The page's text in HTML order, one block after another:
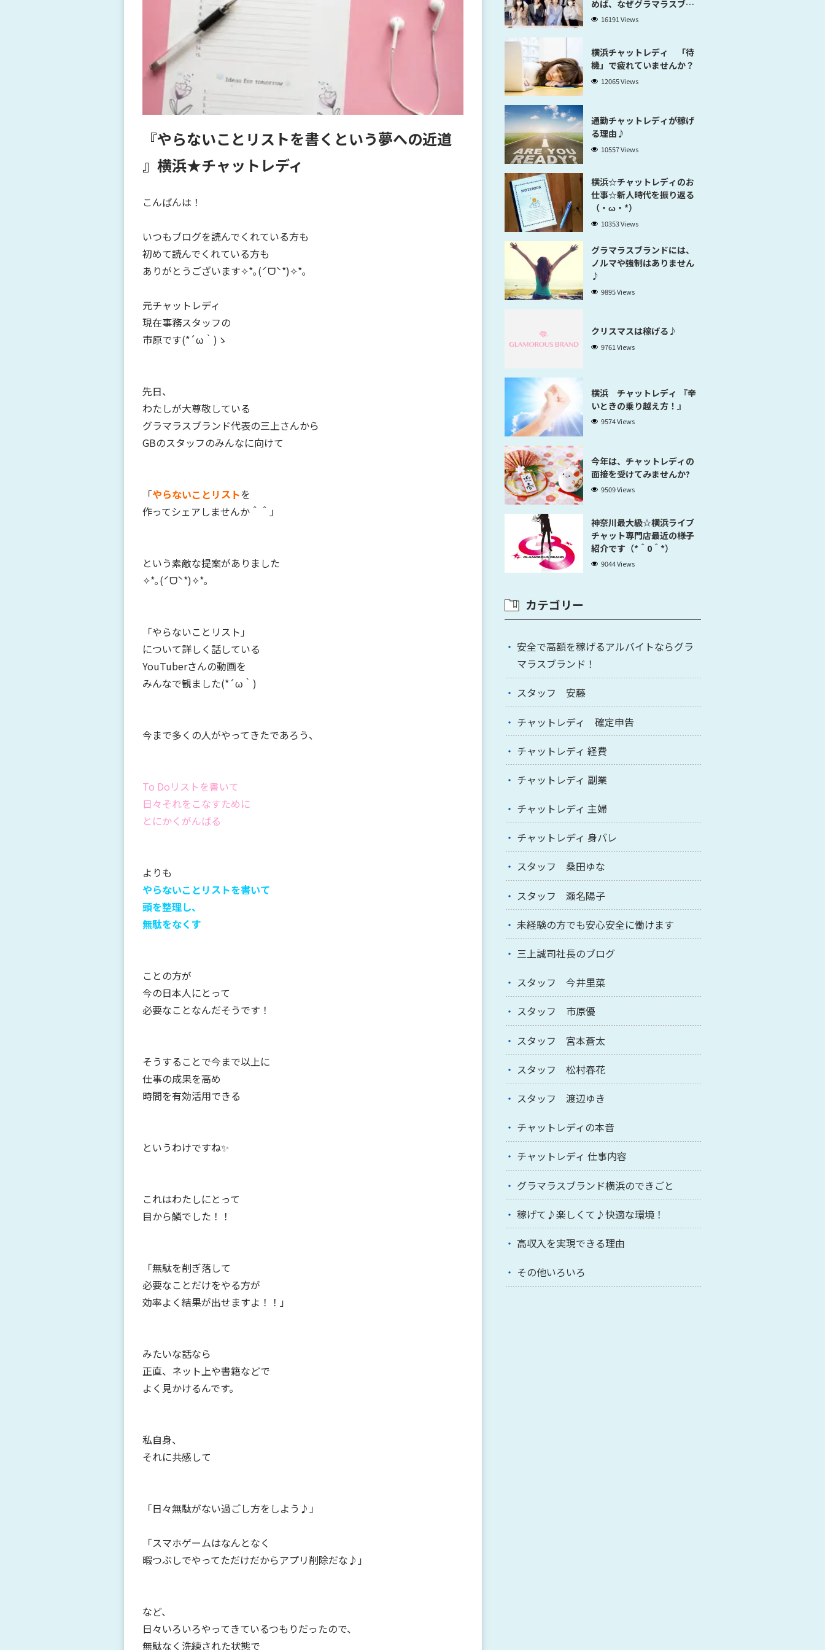
『やらないことリストを書くという夢への近道
』横浜★チャットレディ
こんばんは！
いつもブログを読んでくれている方も
初めて読んでくれている方も
ありがとうございます✧*｡(ˊᗜˋ*)✧*｡
元チャットレディ
現在事務スタッフの
市原です(*´ω｀)ゝ
先日、
わたしが大尊敬している
グラマラスブランド代表の三上さんから
GBのスタッフのみんなに向けて
「やらないことリストを
作ってシェアしませんか＾＾」
という素敵な提案がありました
✧*｡(ˊᗜˋ*)✧*｡
「やらないことリスト」
について詳しく話している
YouTuberさんの動画を
みんなで観ました(*´ω｀)
今まで多くの人がやってきたであろう、
To Doリストを書いて
日々それをこなすために
とにかくがんばる
よりも
やらないことリストを書いて
頭を整理し、
無駄をなくす
ことの方が
今の日本人にとって
必要なことなんだそうです！
そうすることで今まで以上に
仕事の成果を高め
時間を有効活用できる
というわけですね✨
これはわたしにとって
目から鱗でした！！
「無駄を削ぎ落して
必要なことだけをやる方が
効率よく結果が出せますよ！！」
みたいな話なら
正直、ネット上や書籍などで
よく見かけるんです。
私自身、
それに共感して
「日々無駄がない過ごし方をしよう♪」
「スマホゲームはなんとなく
暇つぶしでやってただけだからアプリ削除だな♪」
など、
日々いろいろやってきているつもりだったので、
無駄なく洗練された状態で
めば、なぜグラマラスブラ
ンド横浜だと稼げるのかが
16191 Views
横浜チャットレディ 「待
機」で疲れていませんか？
12065 Views
通勤チャットレディが稼げ
る理由♪
10557 Views
横浜☆チャットレディのお
仕事☆新人時代を振り返る
（・ω・*）
10353 Views
グラマラスブランドには、
ノルマや強制はありません
♪
9895 Views
クリスマスは稼げる♪
9761 Views
横浜 チャットレディ 『辛
いときの乗り越え方！』
9574 Views
今年は、チャットレディの
面接を受けてみませんか?
9509 Views
神奈川最大級☆横浜ライブ
チャット専門店最近の様子
紹介です（*＾0＾*）
9044 Views
カテゴリー
安全で高額を稼げるアルバイトならグラ
マラスブランド！
スタッフ 安藤
チャットレディ 確定申告
チャットレディ 経費
チャットレディ 副業
チャットレディ 主婦
チャットレディ 身バレ
スタッフ 桑田ゆな
スタッフ 瀬名陽子
未経験の方でも安心安全に働けます
三上誠司社長のブログ
スタッフ 今井里菜
スタッフ 市原優
スタッフ 宮本蒼太
スタッフ 松村春花
スタッフ 渡辺ゆき
チャットレディの本音
チャットレディ 仕事内容
グラマラスブランド横浜のできごと
稼げて♪楽しくて♪快適な環境！
高収入を実現できる理由
その他いろいろ